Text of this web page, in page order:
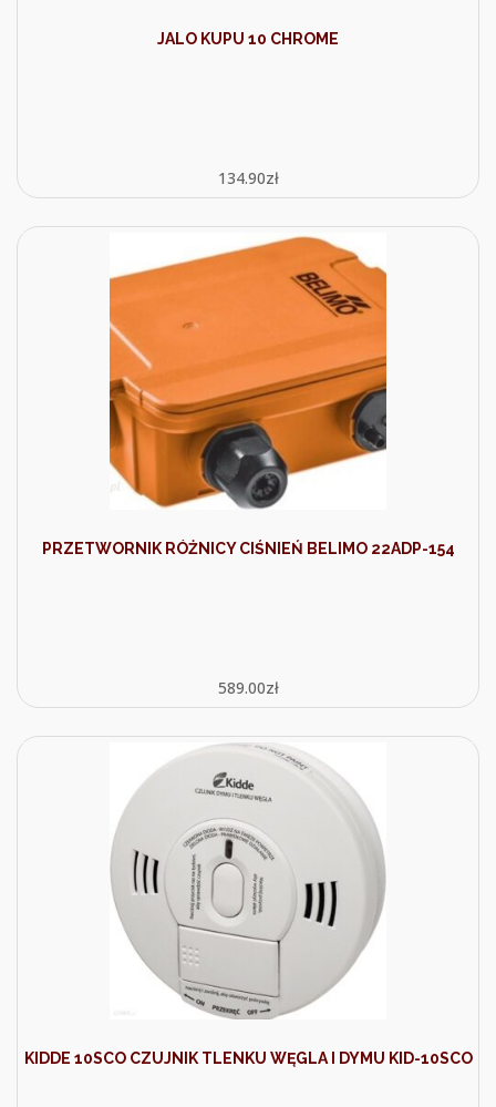
JALO KUPU 10 CHROME
134.90zł
PRZETWORNIK RÓŻNICY CIŚNIEŃ BELIMO 22ADP-154
589.00zł
KIDDE 10SCO CZUJNIK TLENKU WĘGLA I DYMU KID-10SCO